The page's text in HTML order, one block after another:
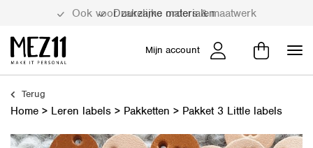
Duurzame materialen
Mijn account
Terug
Home > Leren labels > Pakketten > Pakket 3 Little labels